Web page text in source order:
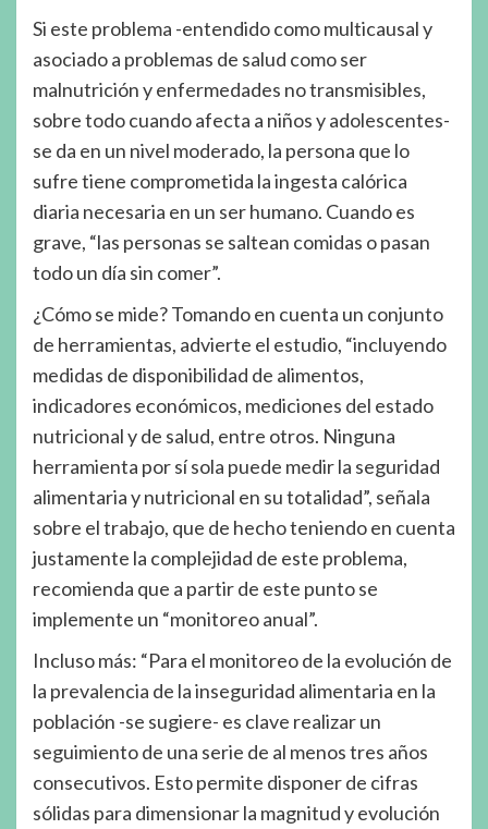
Si este problema -entendido como multicausal y
asociado a problemas de salud como ser
malnutrición y enfermedades no transmisibles,
sobre todo cuando afecta a niños y adolescentes-
se da en un nivel moderado, la persona que lo
sufre tiene comprometida la ingesta calórica
diaria necesaria en un ser humano. Cuando es
grave, “las personas se saltean comidas o pasan
todo un día sin comer”.
¿Cómo se mide? Tomando en cuenta un conjunto
de herramientas, advierte el estudio, “incluyendo
medidas de disponibilidad de alimentos,
indicadores económicos, mediciones del estado
nutricional y de salud, entre otros. Ninguna
herramienta por sí sola puede medir la seguridad
alimentaria y nutricional en su totalidad”, señala
sobre el trabajo, que de hecho teniendo en cuenta
justamente la complejidad de este problema,
recomienda que a partir de este punto se
implemente un “monitoreo anual”.
Incluso más: “Para el monitoreo de la evolución de
la prevalencia de la inseguridad alimentaria en la
población -se sugiere- es clave realizar un
seguimiento de una serie de al menos tres años
consecutivos. Esto permite disponer de cifras
sólidas para dimensionar la magnitud y evolución